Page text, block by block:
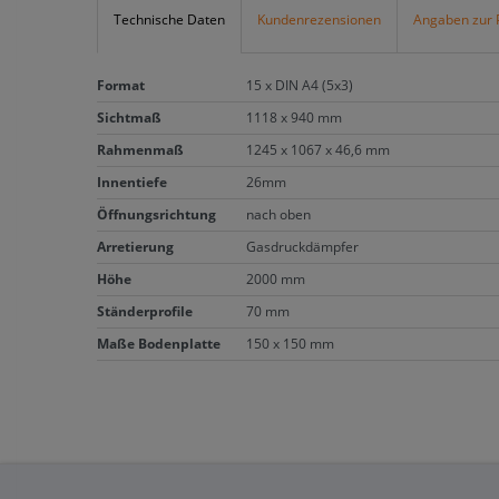
Technische Daten Kundenrezensionen Angaben zur
Format
15 x DIN A4 (5x3)
Sichtmaß
1118 x 940 mm
Rahmenmaß
1245 x 1067 x 46,6 mm
Innentiefe
26mm
Öffnungsrichtung
nach oben
Arretierung
Gasdruckdämpfer
Höhe
2000 mm
Ständerprofile
70 mm
Maße Bodenplatte
150 x 150 mm